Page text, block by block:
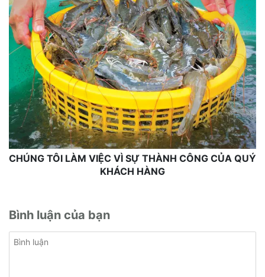
CHÚNG TÔI LÀM VIỆC VÌ SỰ THÀNH CÔNG CỦA QUÝ
KHÁCH HÀNG
Bình luận của bạn